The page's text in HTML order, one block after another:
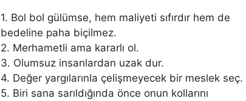
1. Bol bol gülümse, hem maliyeti sıfırdır hem de
bedeline paha biçilmez.
2. Merhametli ama kararlı ol.
3. Olumsuz insanlardan uzak dur.
4. Değer yargılarınla çelişmeyecek bir meslek seç.
5. Biri sana sarıldığında önce onun kollarını